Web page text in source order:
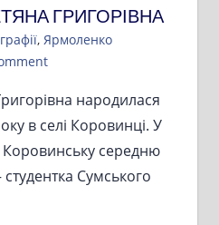
ГРИГОРІВНА
, Ярмоленко
народилася
в селі Коровинці. У
Коровинську середню
Сумського